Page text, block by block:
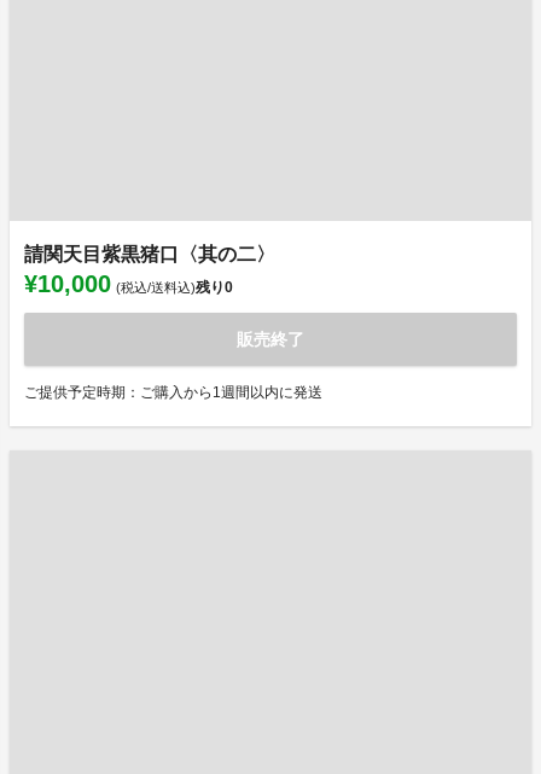
請関天目紫黒猪口〈其の二〉
¥10,000 (税込/送料込)残り0
販売終了
ご提供予定時期：ご購入から1週間以内に発送